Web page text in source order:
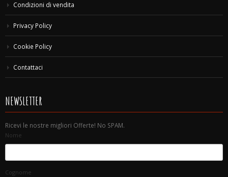
Condizioni di vendita
Privacy Policy
Cookie Policy
Contattaci
NEWSLETTER
Ricevi le nostre migliori Offerte! No SPAM.
Nome
Cognome